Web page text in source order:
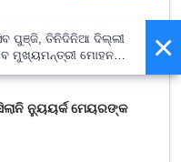
ଘଟଣା ପରେ ମେଟା
ନ୍ୟୁୟର୍କ ମେୟରଙ୍କ
×
ପୁଞ୍ଜି, ତିନିଦିନିଆ ଦିଲ୍ଲୀ
ମୁଖ୍ୟମନ୍ତ୍ରୀ ମୋହନ